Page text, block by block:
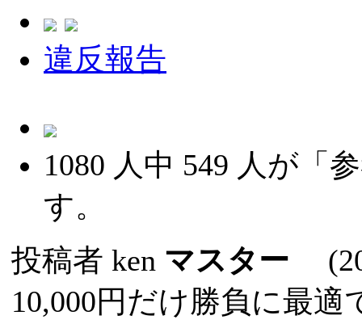
違反報告
1080 人中 549 人が「
す。
投稿者 ken マスター
10,000円だけ勝負に最